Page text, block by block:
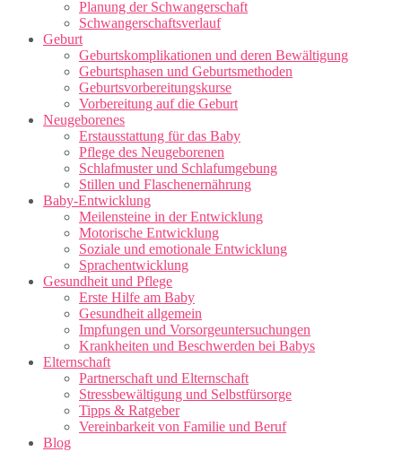
Planung der Schwangerschaft
Schwangerschaftsverlauf
Geburt
Geburtskomplikationen und deren Bewältigung
Geburtsphasen und Geburtsmethoden
Geburtsvorbereitungskurse
Vorbereitung auf die Geburt
Neugeborenes
Erstausstattung für das Baby
Pflege des Neugeborenen
Schlafmuster und Schlafumgebung
Stillen und Flaschenernährung
Baby-Entwicklung
Meilensteine in der Entwicklung
Motorische Entwicklung
Soziale und emotionale Entwicklung
Sprachentwicklung
Gesundheit und Pflege
Erste Hilfe am Baby
Gesundheit allgemein
Impfungen und Vorsorgeuntersuchungen
Krankheiten und Beschwerden bei Babys
Elternschaft
Partnerschaft und Elternschaft
Stressbewältigung und Selbstfürsorge
Tipps & Ratgeber
Vereinbarkeit von Familie und Beruf
Blog